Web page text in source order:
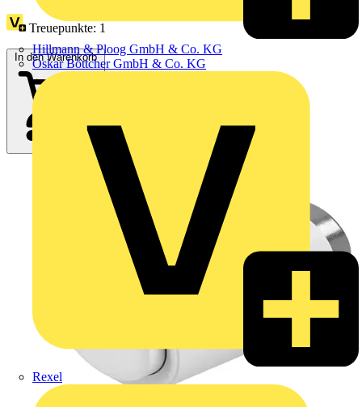
Hillmann & Ploog GmbH & Co. KG
Oskar Böttcher GmbH & Co. KG
Rexel
Treuepunkte: 1
In den Warenkorb